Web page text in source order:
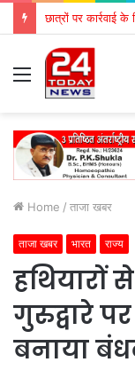
छात्रों पर कार्रवाई
Menu
Home / ताजा खबर
ताजा खबर भारत राज्य
हथियारों
गुरुद्वारे
बनाया